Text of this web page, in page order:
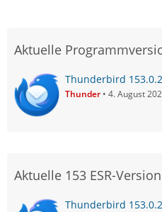
Aktuelle
Thunderbird
Thunder 4. August
Aktuelle 153 ESR-Version
Thunderbird